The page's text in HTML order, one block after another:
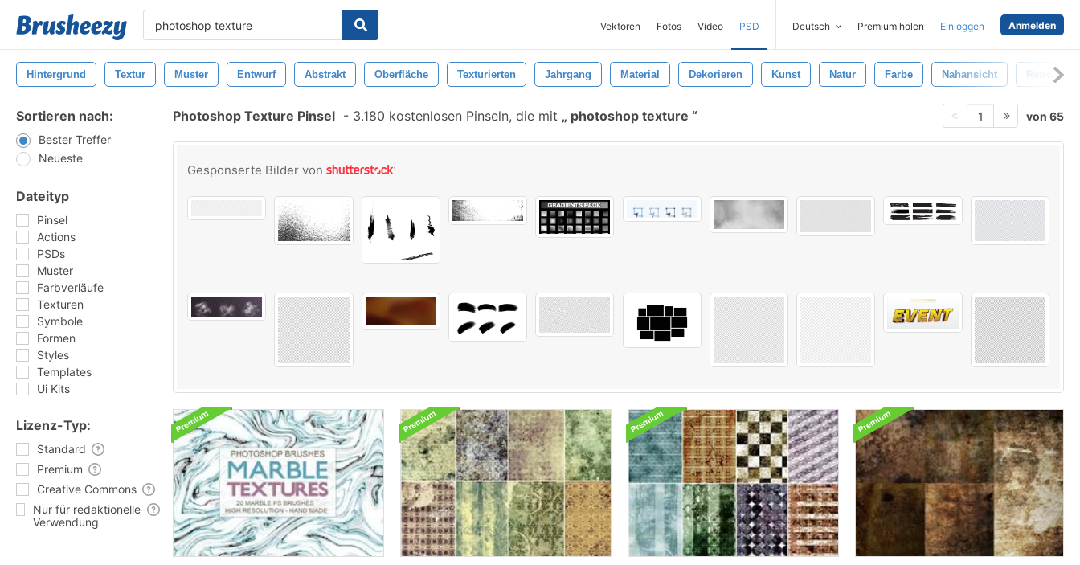
Vektoren Fotos Video PSD Deutsch Premium holen Einloggen Anmelden
Hintergrund Textur Muster Entwurf Abstrakt Oberfläche Texturierten Jahrgang Material Dekorieren Kunst Natur Farbe Nahansicht
Sortieren nach:
Bester Treffer
Neueste
Dateityp
Pinsel
Actions
PSDs
Muster
Farbverläufe
Texturen
Symbole
Formen
Styles
Templates
Ui Kits
Lizenz-Typ:
Standard
Premium
Creative Commons
Nur für redaktionelle
Verwendung
Photoshop Texture Pinsel - 3.180 kostenlosen Pinseln, die mit photoshop texture 1 von 65
Gesponserte Bilder von